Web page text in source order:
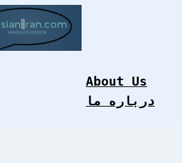
About Us
درباره ما